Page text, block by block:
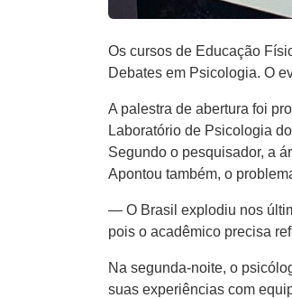
Os cursos de Educação
Debates em Psicologia. O
A palestra de abertura foi
Laboratório de Psicologia
Segundo o pesquisador, a
Apontou também, o
— O Brasil explodiu nos
pois o acadêmico precisa
Na segunda-noite, o
suas experiências com